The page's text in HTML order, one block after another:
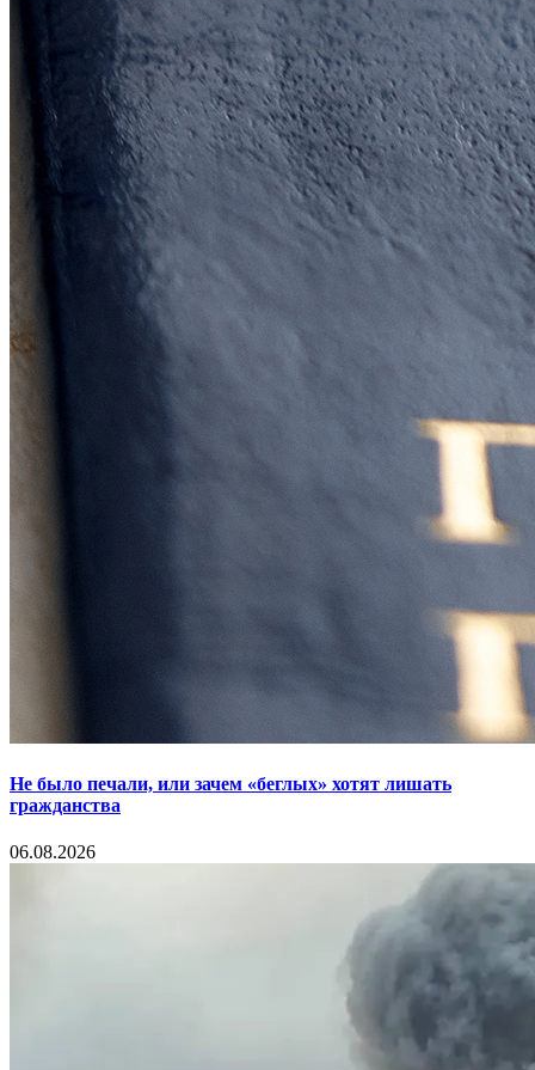
Не было печали, или зачем «беглых» хотят лишать
гражданства
06.08.2026